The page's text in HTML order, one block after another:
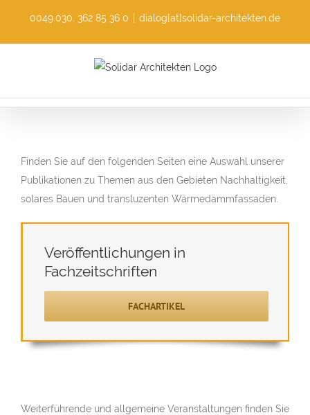
content
0049.030. 362 85 36 0 dialog[at]solidar-architekten.de
Finden Sie auf den folgenden Seiten eine Auswahl unserer
Publikationen zu Themen aus den Gebieten Nachhaltigkeit,
solares Bauen und transluzenten Wärmedämmfassaden.
Veröffentlichungen in
Fachzeitschriften
FACHARTIKEL
Weiterführende und allgemeine Veranstaltungen finden Sie